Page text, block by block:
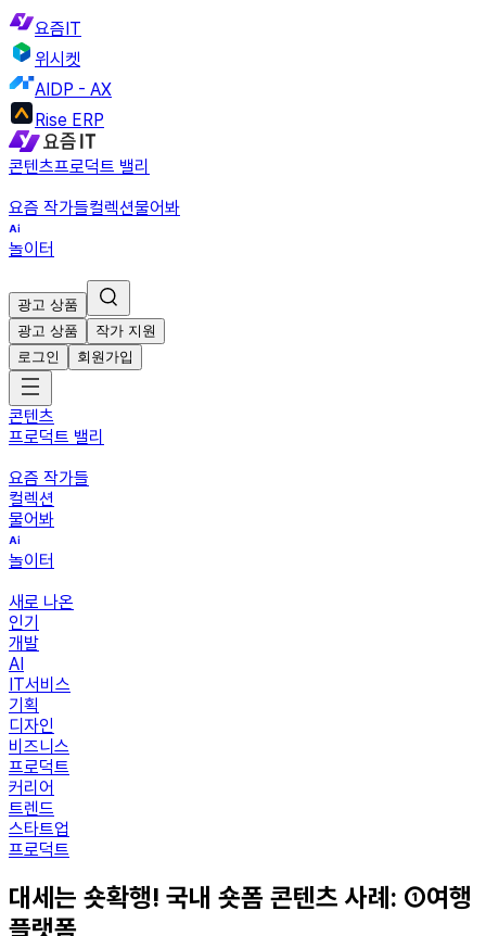
요즘IT
위시켓
AIDP - AX
Rise ERP
콘텐츠프로덕트 밸리
요즘 작가들컬렉션물어봐
놀이터
광고 상품
광고 상품
작가 지원
로그인
회원가입
콘텐츠
프로덕트 밸리
요즘 작가들
컬렉션
물어봐
놀이터
새로 나온
인기
개발
AI
IT서비스
기획
디자인
비즈니스
프로덕트
커리어
트렌드
스타트업
프로덕트
대세는 숏확행! 국내 숏폼 콘텐츠 사례: ①여행
플랫폼